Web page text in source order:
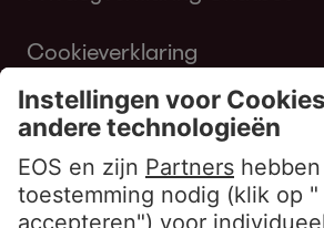
Cookieverklaring
Gebruiksvoorwaarden
Klokkenluiderbeleid EOS